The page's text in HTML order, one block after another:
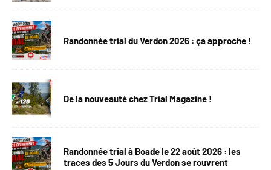
Randonnée trial du Verdon 2026 : ça approche !
De la nouveauté chez Trial Magazine !
Randonnée trial à Boade le 22 août 2026 : les
traces des 5 Jours du Verdon se rouvrent